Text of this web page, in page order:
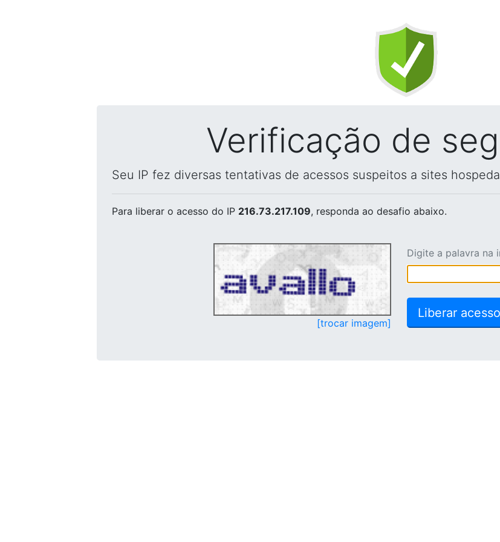
Verificação de
Seu IP fez diversas tentativas de acessos suspeitos a sites
Para liberar o acesso do IP 216.73.217.109, responda ao desafio abaixo.
[trocar imagem]
Digite a palavra na